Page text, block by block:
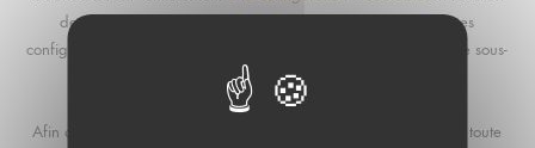
de vos besoins. En lounge, en U ou en école, de nombreuses
configurations sont possibles, sans oublier les différentes salles de sous-
commission.
Afin de faciliter l’organisation des formations et de leurs enjeux, toute